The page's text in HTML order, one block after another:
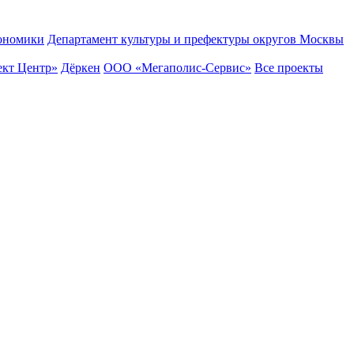
Департамент культуры и префектуры округов Москвы
Центр» Дёркен ООО «Мегаполис-Сервис» Все проекты